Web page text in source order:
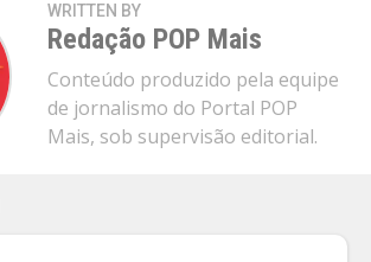
WRITTEN BY
Redação POP Mais
Conteúdo produzido pela equipe
de jornalismo do Portal POP
Mais, sob supervisão editorial.